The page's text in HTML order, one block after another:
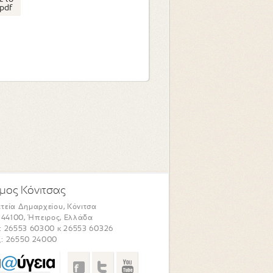
Κόνιτσας
Δημαρχείου, Κόνιτσα
44100, Ήπειρος, Ελλάδα
26553 60300 κ 26553 60326
26550 24000